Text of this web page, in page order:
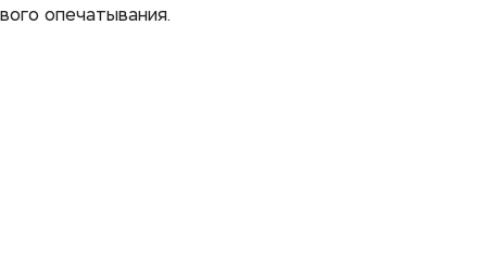
опечатывания.